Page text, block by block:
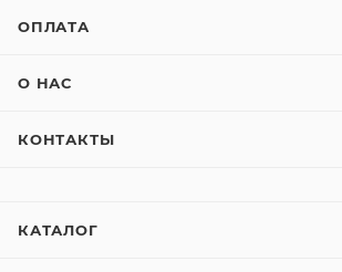
ОПЛАТА
О НАС
КОНТАКТЫ
КАТАЛОГ